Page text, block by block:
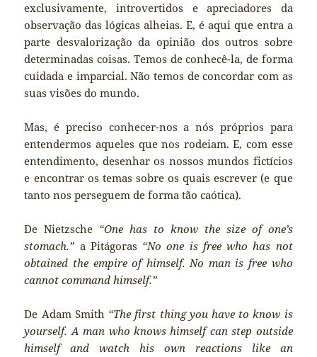
exclusivamente, introvertidos e apreciadores da
observação das lógicas alheias. E, é aqui que entra a
parte desvalorização da opinião dos outros sobre
determinadas coisas. Temos de conhecê-la, de forma
cuidada e imparcial. Não temos de concordar com as
suas visões do mundo.
Mas, é preciso conhecer-nos a nós próprios para
entendermos aqueles que nos rodeiam. E, com esse
entendimento, desenhar os nossos mundos fictícios
e encontrar os temas sobre os quais escrever (e que
tanto nos perseguem de forma tão caótica).
De Nietzsche “One has to know the size of one’s
stomach.” a Pitágoras “No one is free who has not
obtained the empire of himself. No man is free who
cannot command himself.”
De Adam Smith “The first thing you have to know is
yourself. A man who knows himself can step outside
himself and watch his own reactions like an